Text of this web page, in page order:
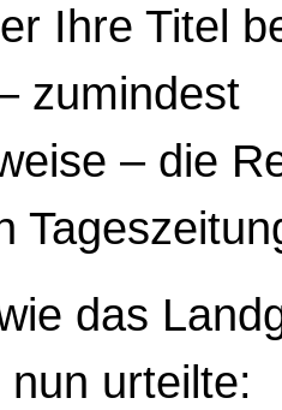
Ihre Titel
zumindest
– die
das
urteilte: